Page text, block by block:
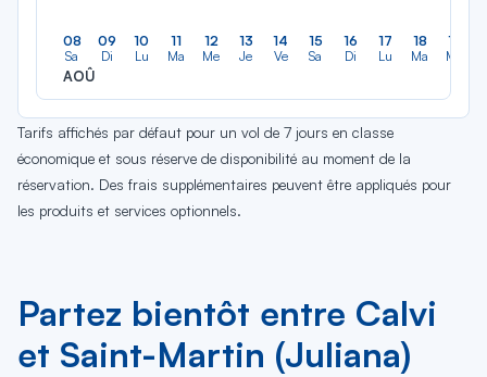
08
Sa
AOÛ
09
Di
10
Lu
11
Ma
12
Me
13
Je
14
Ve
15
Sa
16
Di
17
Lu
18
Ma
19
Me
Tarifs affichés par défaut pour un vol de 7 jours en classe
économique et sous réserve de disponibilité au moment de la
réservation. Des frais supplémentaires peuvent être appliqués pour
les produits et services optionnels.
Partez bientôt entre Calvi
et Saint-Martin (Juliana)